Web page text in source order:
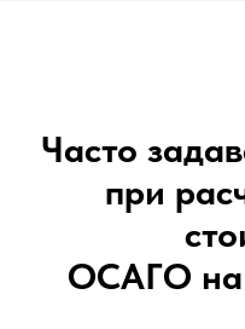
Часто
при
ОСАГО на